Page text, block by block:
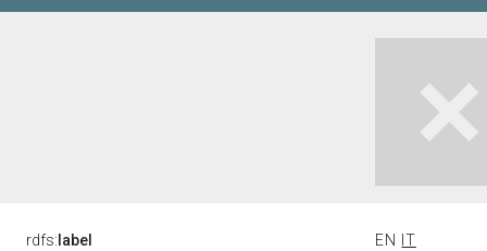
rdfs: label EN IT